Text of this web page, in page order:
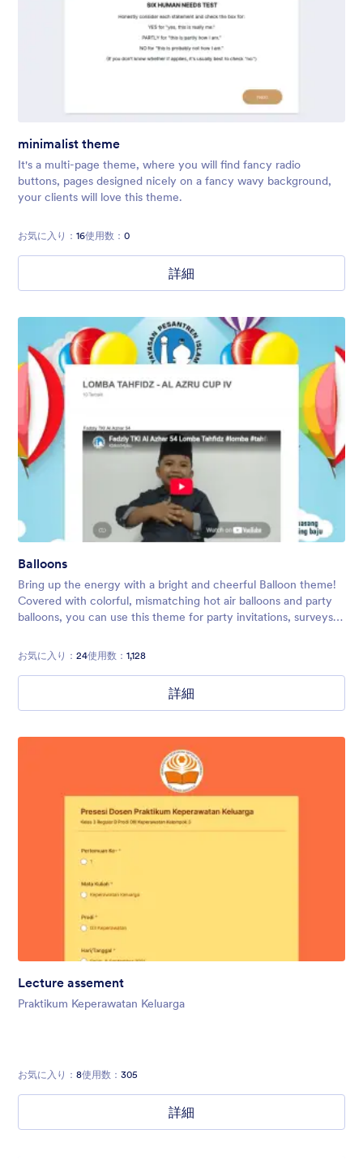
minimalist theme
It's a multi-page theme, where you will find fancy radio
buttons, pages designed nicely on a fancy wavy background,
your clients will love this theme.
お気に入り： 16使用数： 0
詳細
Balloons
Bring up the energy with a bright and cheerful Balloon theme!
Covered with colorful, mismatching hot air balloons and party
balloons, you can use this theme for party invitations, surveys,
お気に入り： 24使用数： 1,128
詳細
Lecture assement
Praktikum Keperawatan Keluarga
お気に入り： 8使用数： 305
詳細